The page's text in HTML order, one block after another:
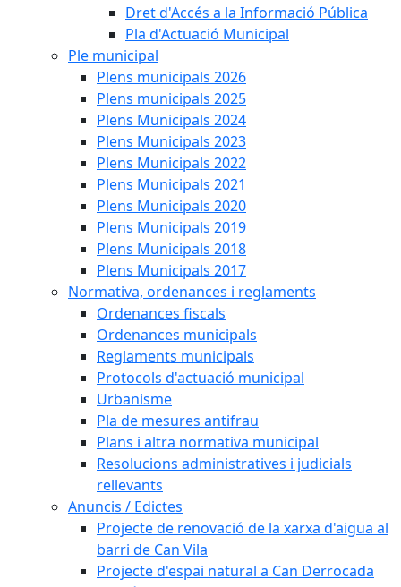
Dret d'Accés a la Informació Pública
Pla d'Actuació Municipal
Ple municipal
Plens municipals 2026
Plens municipals 2025
Plens Municipals 2024
Plens Municipals 2023
Plens Municipals 2022
Plens Municipals 2021
Plens Municipals 2020
Plens Municipals 2019
Plens Municipals 2018
Plens Municipals 2017
Normativa, ordenances i reglaments
Ordenances fiscals
Ordenances municipals
Reglaments municipals
Protocols d'actuació municipal
Urbanisme
Pla de mesures antifrau
Plans i altra normativa municipal
Resolucions administratives i judicials
rellevants
Anuncis / Edictes
Projecte de renovació de la xarxa d'aigua al
barri de Can Vila
Projecte d'espai natural a Can Derrocada